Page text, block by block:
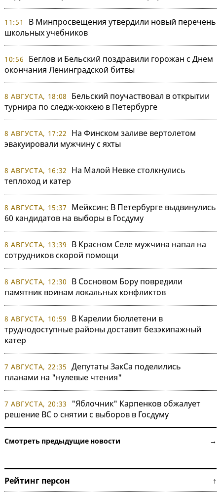
11:51
В Минпросвещения утвердили новый перечень
школьных учебников
10:56
Беглов и Бельский поздравили горожан с Днем
окончания Ленинградской битвы
8 АВГУСТА, 18:08
Бельский поучаствовал в открытии
турнира по следж-хоккею в Петербурге
8 АВГУСТА, 17:22
На Финском заливе вертолетом
эвакуировали мужчину с яхты
8 АВГУСТА, 16:32
На Малой Невке столкнулись
теплоход и катер
8 АВГУСТА, 15:37
Мейксин: В Петербурге выдвинулись
60 кандидатов на выборы в Госдуму
8 АВГУСТА, 13:39
В Красном Селе мужчина напал на
сотрудников скорой помощи
8 АВГУСТА, 12:30
В Сосновом Бору повредили
памятник воинам локальных конфликтов
8 АВГУСТА, 10:59
В Карелии бюллетени в
труднодоступные районы доставит безэкипажный
катер
7 АВГУСТА, 22:35 Депутаты ЗакСа поделились
планами на "нулевые чтения"
7 АВГУСТА, 20:33
"Яблочник" Карпенков обжалует
решение ВС о снятии с выборов в Госдуму
Смотреть предыдущие новости →
Рейтинг персон ↑